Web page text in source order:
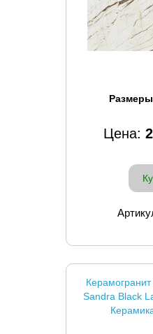
Цена:
Sandra Black